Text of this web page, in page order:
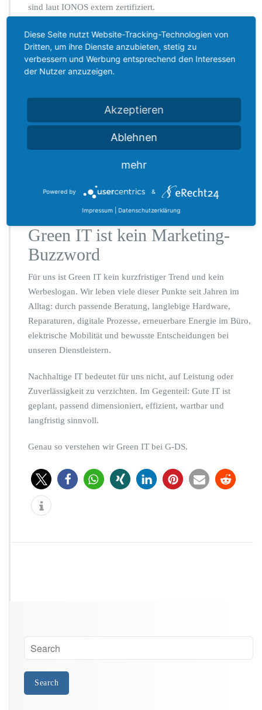
sind laut IONOS extern zertifiziert.
Auch Hetzner setzt nach eigenen Angaben stark auf
Energieeffizienz und erneuerbare Energien. Die deutschen
Rechenzentren von Hetzner nutzen seit 2008 Strom aus
Wasserkraft, der Datacenter-Park in Finnland seit seiner
Maßnahmen wie lange Hardware-Nutzungsdauer, modulare
Bauweise, effiziente Luftkühlung, Abwärmenutzung und ein
Echtzeit-Monitoring des Energieverbrauchs.
Für uns ist wichtig: Auch digitale Infrastruktur verbraucht
und Rechenzentrumspartner ebenfalls zu einer
glaubwürdigen Green-IT-Strategie.
Green IT ist kein Marketing-
Buzzword
Für uns ist Green IT kein kurzfristiger Trend und kein
Werbeslogan. Wir leben viele dieser Punkte seit Jahren im
Alltag: durch passende Beratung, langlebige Hardware,
Reparaturen, digitale Prozesse, erneuerbare Energie im Büro,
elektrische Mobilität und bewusste Entscheidungen bei
unseren Dienstleistern.
Nachhaltige IT bedeutet für uns nicht, auf Leistung oder
Zuverlässigkeit zu verzichten. Im Gegenteil: Gute IT ist
geplant, passend dimensioniert, effizient, wartbar und
langfristig sinnvoll.
Genau so verstehen wir Green IT bei G-DS.
Diese Seite nutzt Website-Tracking-Technologien von
Dritten, um ihre Dienste anzubieten, stetig zu
verbessern und Werbung entsprechend den Interessen
der Nutzer anzuzeigen.
Akzeptieren
Ablehnen
mehr
Powered by &
Impressum Datenschutzerklärung